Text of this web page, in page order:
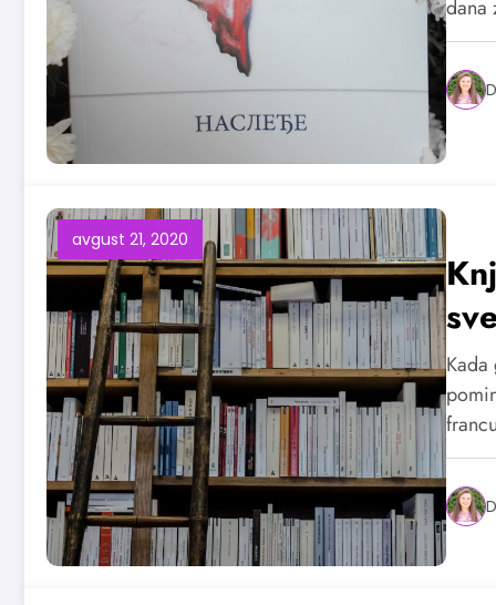
dana
avgust 21, 2020
Kada